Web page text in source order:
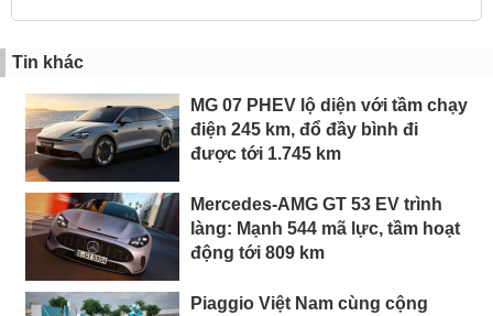
Tin khác
MG 07 PHEV lộ diện với tầm chạy
điện 245 km, đổ đầy bình đi
được tới 1.745 km
Mercedes-AMG GT 53 EV trình
làng: Mạnh 544 mã lực, tầm hoạt
động tới 809 km
Piaggio Việt Nam cùng cộng